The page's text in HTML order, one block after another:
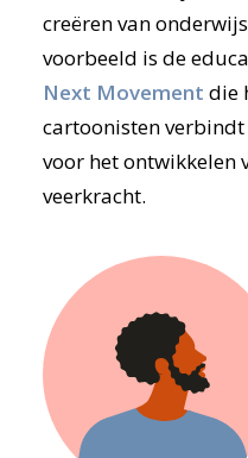
creëren van
voorbeeld is de
Next Movement die
cartoonisten
voor het ontwikkelen
veerkracht.